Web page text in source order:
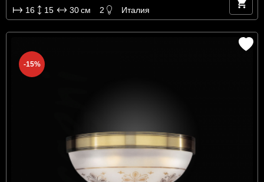
16 15 30см 2 Италия
-15%